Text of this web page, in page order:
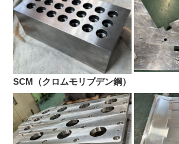
SCM（クロムモリブデン鋼）